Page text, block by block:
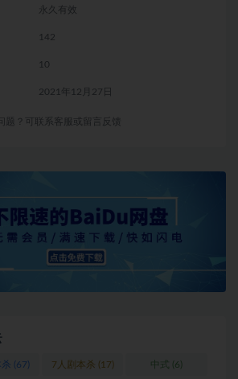
永久有效
142
10
2021年12月27日
题？可联系客服或留言反馈
(67) 7人剧本杀 (17) 中式 (6)